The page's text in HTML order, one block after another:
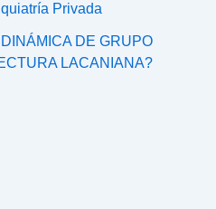
Privada
DE GRUPO
LACANIANA?